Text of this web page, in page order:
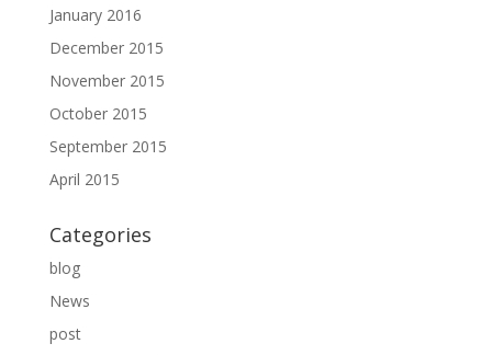
January 2016
December 2015
November 2015
October 2015
September 2015
April 2015
Categories
blog
News
post